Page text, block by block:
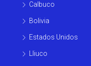
Calbuco
Bolivia
Estados Unidos
Lliuco